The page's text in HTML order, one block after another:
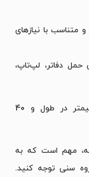
و متناسب با نیازهای
حمل دفاتر، لپ‌تاپ،
ابعاد مناسب: بیشتر از 45 سانتیمتر در طول و 40
مهم است که به
سنی توجه کنید.